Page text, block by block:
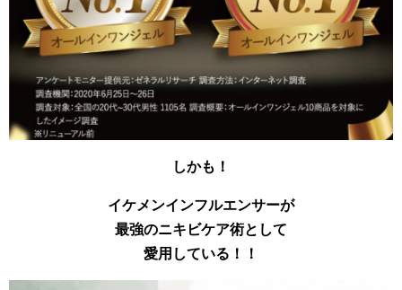
しかも！
イケメンインフルエンサーが
最強のニキビケア術として
愛用している！！